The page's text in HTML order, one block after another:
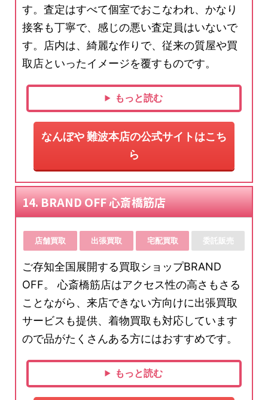
す。査定はすべて個室でおこなわれ、かなり
接客も丁寧で、感じの悪い査定員はいないで
す。店内は、綺麗な作りで、従来の質屋や買
取店といったイメージを覆すものです。
もっと読む
なんぼや 難波本店の公式サイトはこち
ら
14. BRAND OFF 心斎橋筋店
店舗買取 出張買取 宅配買取 委託販売
ご存知全国展開する買取ショップBRAND
OFF。 心斎橋筋店はアクセス性の高さもさる
ことながら、来店できない方向けに出張買取
サービスも提供、着物買取も対応しています
ので品がたくさんある方にはおすすめです。
もっと読む